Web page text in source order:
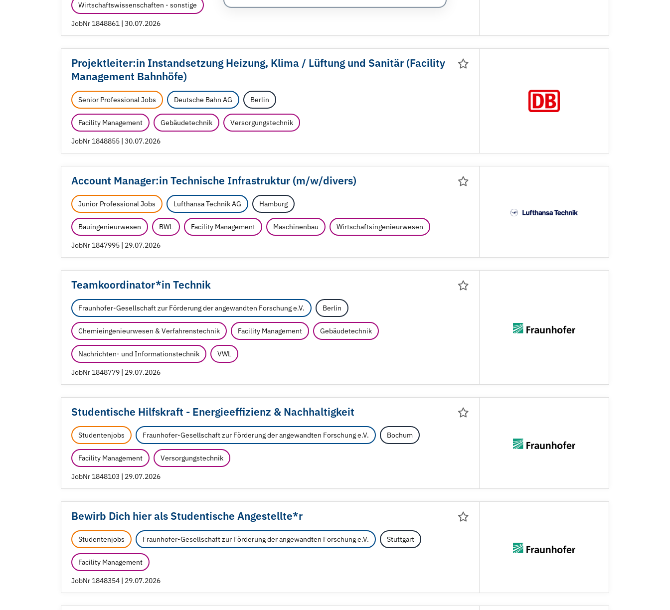
Wirtschaftswissenschaften - sonstige
JobNr 1848861 | 30.07.2026
Projektleiter:in Instandsetzung Heizung, Klima / Lüftung und Sanitär (Facility
Management Bahnhöfe)
Senior Professional Jobs Deutsche Bahn AG Berlin
Facility Management Gebäudetechnik Versorgungstechnik
JobNr 1848855 | 30.07.2026
Account Manager:in Technische Infrastruktur (m/w/divers)
Junior Professional Jobs Lufthansa Technik AG Hamburg
Bauingenieurwesen BWL Facility Management Maschinenbau Wirtschaftsingenieurwesen
JobNr 1847995 | 29.07.2026
Teamkoordinator*in Technik
Fraunhofer-Gesellschaft zur Förderung der angewandten Forschung e.V. Berlin
Chemieingenieurwesen & Verfahrenstechnik Facility Management Gebäudetechnik
Nachrichten- und Informationstechnik VWL
JobNr 1848779 | 29.07.2026
Studentische Hilfskraft - Energieeffizienz & Nachhaltigkeit
Studentenjobs Fraunhofer-Gesellschaft zur Förderung der angewandten Forschung e.V. Bochum
Facility Management Versorgungstechnik
JobNr 1848103 | 29.07.2026
Bewirb Dich hier als Studentische Angestellte*r
Studentenjobs Fraunhofer-Gesellschaft zur Förderung der angewandten Forschung e.V. Stuttgart
Facility Management
JobNr 1848354 | 29.07.2026